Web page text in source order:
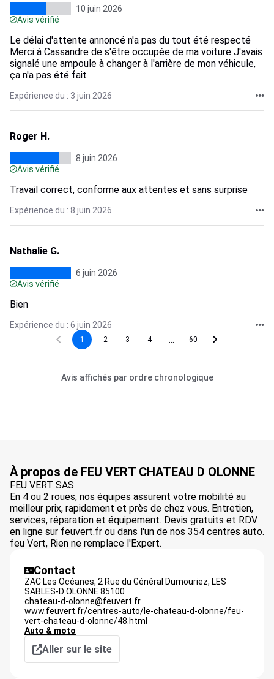
10 juin 2026
Avis vérifié
Le délai d'attente annoncé n'a pas du tout été respecté
Merci à Cassandre de s'être occupée de ma voiture J'avais
signalé une ampoule à changer à l'arrière de mon véhicule,
ça n'a pas été fait
Expérience du : 3 juin 2026
Roger H.
8 juin 2026
Avis vérifié
Travail correct, conforme aux attentes et sans surprise
Expérience du : 8 juin 2026
Nathalie G.
6 juin 2026
Avis vérifié
Bien
Expérience du : 6 juin 2026
1 2 3 4 60
Avis affichés par ordre chronologique
À propos de FEU VERT CHATEAU D OLONNE
FEU VERT SAS
En 4 ou 2 roues, nos équipes assurent votre mobilité au
meilleur prix, rapidement et près de chez vous. Entretien,
services, réparation et équipement. Devis gratuits et RDV
en ligne sur feuvert.fr ou dans l'un de nos 354 centres auto.
feu Vert, Rien ne remplace l'Expert.
Contact
ZAC Les Océanes, 2 Rue du Général Dumouriez, LES
SABLES-D OLONNE 85100
chateau-d-olonne@feuvert.fr
www.feuvert.fr/centres-auto/le-chateau-d-olonne/feu-
vert-chateau-d-olonne/48.html
Auto & moto
Aller sur le site